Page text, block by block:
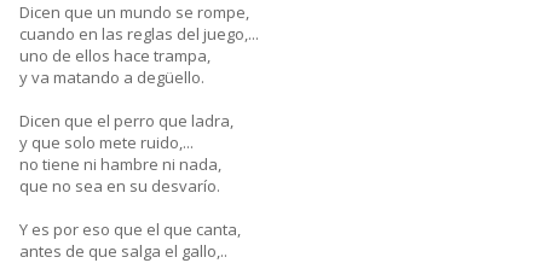
Dicen que un mundo se rompe,
cuando en las reglas del juego,...
uno de ellos hace trampa,
y va matando a degüello.
Dicen que el perro que ladra,
y que solo mete ruido,...
no tiene ni hambre ni nada,
que no sea en su desvarío.
Y es por eso que el que canta,
antes de que salga el gallo,..